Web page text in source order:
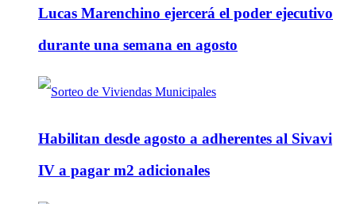
Lucas Marenchino ejercerá el poder ejecutivo
durante una semana en agosto
Habilitan desde agosto a adherentes al Sivavi
IV a pagar m2 adicionales